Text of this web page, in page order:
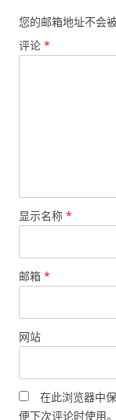
您的邮箱地址不会被
评论 *
显示名称 *
邮箱 *
网站
在此浏览器中
便下次评论时使用。